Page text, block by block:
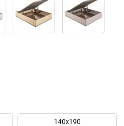
140x190